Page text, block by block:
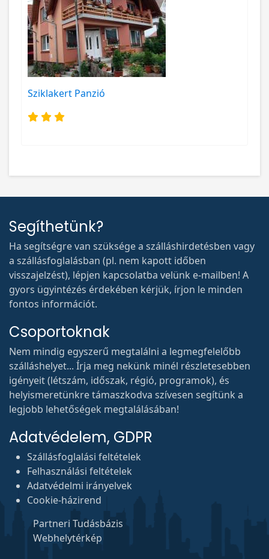
Sziklakert Panzió
Segíthetünk?
Ha segítségre van szüksége a szálláshirdetésben vagy
a szállásfoglalásban (pl. nem kapott időben
visszajelzést), lépjen kapcsolatba velünk e-mailben! A
gyors ügyintézés érdekében kérjük, írjon le minden
fontos információt.
Csoportoknak
Nem mindig egyszerű megtalálni a legmegfelelőbb
szálláshelyet... Írja meg nekünk minél részletesebben
igényeit (létszám, időszak, régió, programok), és
helyismeretünkre támaszkodva szívesen segítünk a
legjobb lehetőségek megtalálásában!
Adatvédelem, GDPR
Szállásfoglalási feltételek
Felhasználási feltételek
Adatvédelmi irányelvek
Cookie-házirend
Partneri Tudásbázis
Webhelytérkép